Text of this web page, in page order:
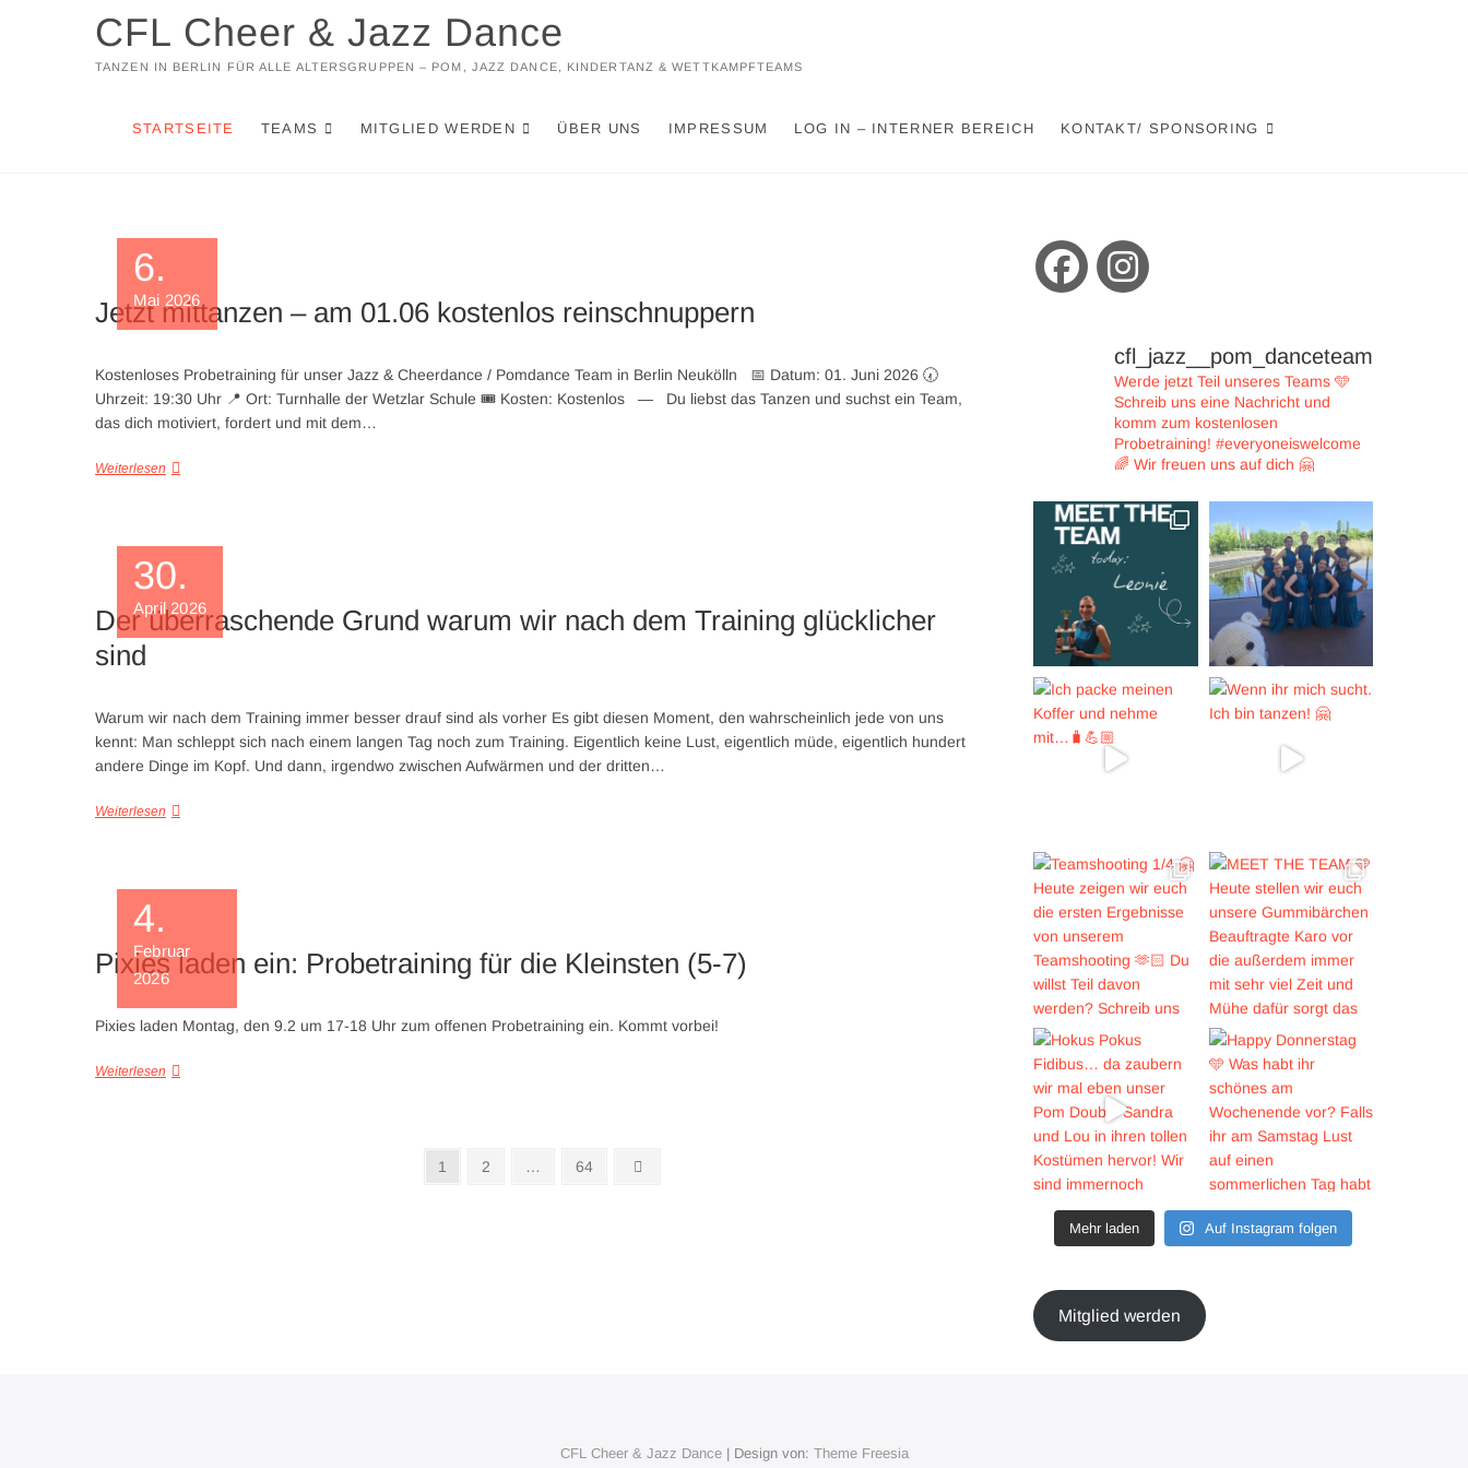
CFL Cheer & Jazz Dance
TANZEN IN BERLIN FÜR ALLE ALTERSGRUPPEN – POM, JAZZ DANCE, KINDERTANZ & WETTKAMPFTEAMS
STARTSEITE TEAMS MITGLIED WERDEN ÜBER UNS IMPRESSUM LOG IN – INTERNER BEREICH KONTAKT/ SPONSORING
6.
Mai 2026
Jetzt mittanzen – am 01.06 kostenlos reinschnuppern
Kostenloses Probetraining für unser Jazz & Cheerdance / Pomdance Team in Berlin Neukölln 📅 Datum: 01. Juni 2026 🕢
Uhrzeit: 19:30 Uhr 📍 Ort: Turnhalle der Wetzlar Schule 🎟️ Kosten: Kostenlos — Du liebst das Tanzen und suchst ein Team,
das dich motiviert, fordert und mit dem…
Weiterlesen
30.
April 2026
Der überraschende Grund warum wir nach dem Training glücklicher
sind
Warum wir nach dem Training immer besser drauf sind als vorher Es gibt diesen Moment, den wahrscheinlich jede von uns
kennt: Man schleppt sich nach einem langen Tag noch zum Training. Eigentlich keine Lust, eigentlich müde, eigentlich hundert
andere Dinge im Kopf. Und dann, irgendwo zwischen Aufwärmen und der dritten…
Weiterlesen
4.
Februar
2026
Pixies laden ein: Probetraining für die Kleinsten (5-7)
Pixies laden Montag, den 9.2 um 17-18 Uhr zum offenen Probetraining ein. Kommt vorbei!
Weiterlesen
Seite
1 Seite
2 … Seite
64
cfl_jazz__pom_danceteam
Werde jetzt Teil unseres Teams 🩵
Schreib uns eine Nachricht und
komm zum kostenlosen
Probetraining! #everyoneiswelcome
🌈 Wir freuen uns auf dich 🤗
Mehr laden Auf Instagram folgen
Mitglied werden
CFL Cheer & Jazz Dance| Design von: Theme Freesia